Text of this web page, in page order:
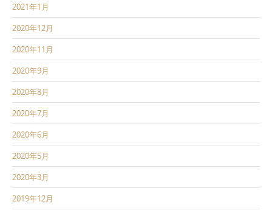
2021年1月
2020年12月
2020年11月
2020年9月
2020年8月
2020年7月
2020年6月
2020年5月
2020年3月
2019年12月